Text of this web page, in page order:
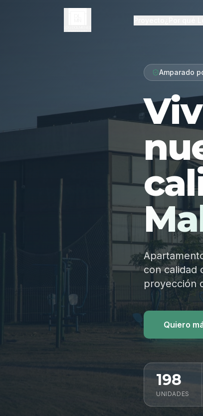
Amparado
con calidad
proyección
Quiero
198
UNIDADES